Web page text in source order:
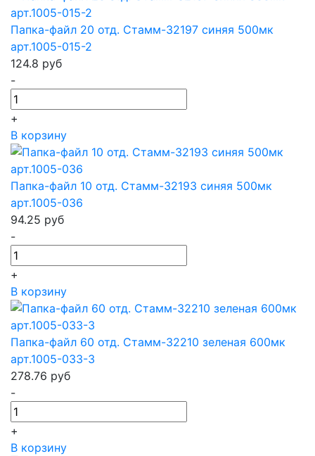
Папка-файл 20 отд. Стамм-32197 синяя 500мк
арт.1005-015-2
124.8 руб
-
+
В корзину
Папка-файл 10 отд. Стамм-32193 синяя 500мк
арт.1005-036
94.25 руб
-
+
В корзину
Папка-файл 60 отд. Стамм-32210 зеленая 600мк
арт.1005-033-3
278.76 руб
-
+
В корзину